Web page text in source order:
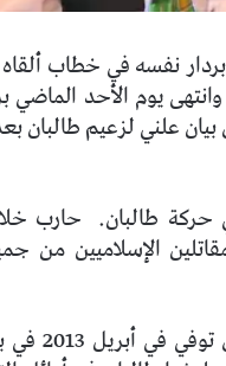
نفسه في خطاب ألقاه
يوم الأحد الماضي
علني لزعيم طالبان
الإسلاميين من
لسنوات ،